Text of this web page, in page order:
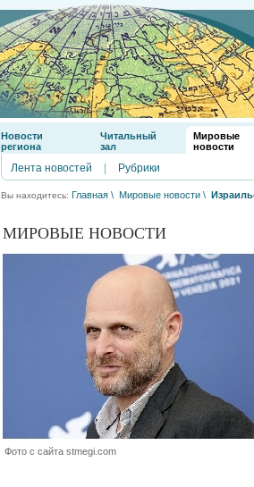
Новости
региона
Читальный
зал
Мировые
новости
Лента новостей Рубрики
Вы находитесь: Главная \ Мировые новости \
МИРОВЫЕ НОВОСТИ
Фото с сайта stmegi.com